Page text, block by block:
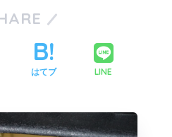
はてブ LINE